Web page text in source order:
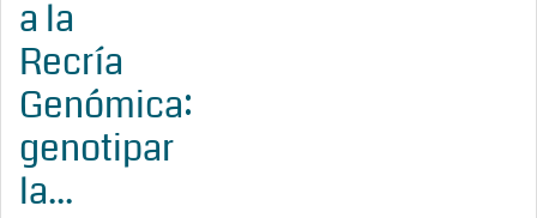
a la
Recría
Genómica:
genotipar
la...